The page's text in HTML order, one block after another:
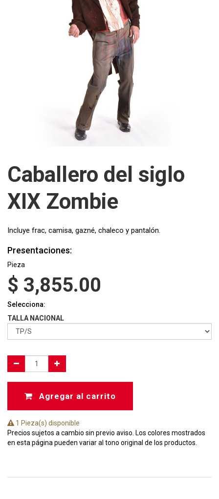
Caballero del siglo
XIX Zombie
Incluye frac, camisa, gazné, chaleco y pantalón.
Presentaciones:
Pieza
$ 3,855.00
Selecciona:
TALLA NACIONAL
Agregar al carrito
1 Pieza(s) disponible
Precios sujetos a cambio sin previo aviso. Los colores mostrados
en esta página pueden variar al tono original de los productos.